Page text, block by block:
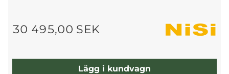
30 495,00 SEK
Lägg i kundvagn